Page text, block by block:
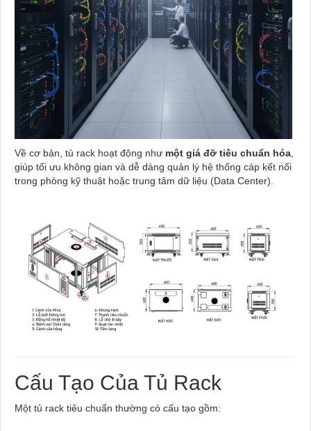
Về cơ bản, tủ rack hoạt động như một giá đỡ tiêu chuẩn hóa,
giúp tối ưu không gian và dễ dàng quản lý hệ thống cáp kết nối
trong phòng kỹ thuật hoặc trung tâm dữ liệu (Data Center).
Cấu Tạo Của Tủ Rack
Một tủ rack tiêu chuẩn thường có cấu tạo gồm: